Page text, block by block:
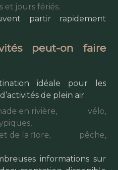
et jours fériés.
partir rapidement
peut-on faire
idéale pour les
de plein air :
en rivière,
vélo,
de la flore,
pêche,
informations sur